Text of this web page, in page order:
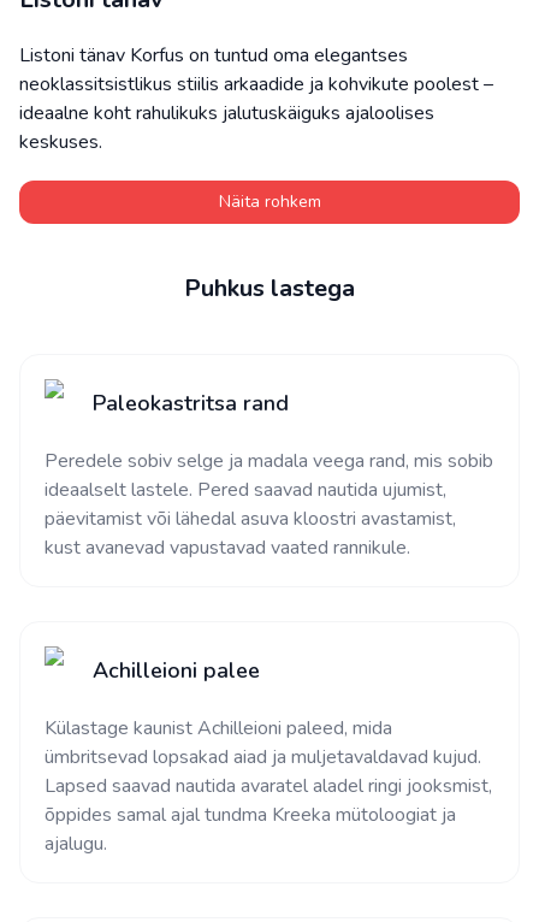
Listoni tänav Korfus on tuntud oma elegantses
neoklassitsistlikus stiilis arkaadide ja kohvikute poolest –
ideaalne koht rahulikuks jalutuskäiguks ajaloolises
keskuses.
Näita rohkem
Puhkus lastega
Paleokastritsa rand
Peredele sobiv selge ja madala veega rand, mis sobib
ideaalselt lastele. Pered saavad nautida ujumist,
päevitamist või lähedal asuva kloostri avastamist,
kust avanevad vapustavad vaated rannikule.
Achilleioni palee
Külastage kaunist Achilleioni paleed, mida
ümbritsevad lopsakad aiad ja muljetavaldavad kujud.
Lapsed saavad nautida avaratel aladel ringi jooksmist,
õppides samal ajal tundma Kreeka mütoloogiat ja
ajalugu.